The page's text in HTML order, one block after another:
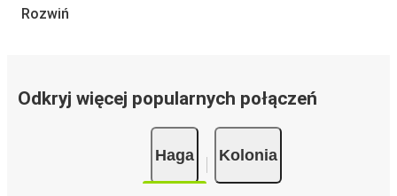
unikając weekendów i świąt. Aby podróżować szybko,
jedynie 4 godziny 55 min.
Podróż autobusemma mniejszy wpływ na środowisko
Rozwiń
Odkryj więcej popularnych połączeń
Haga Kolonia